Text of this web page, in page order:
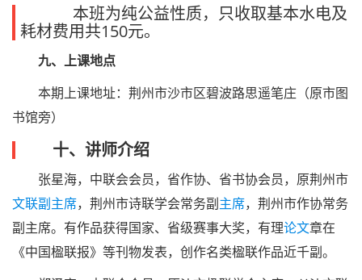
本班为纯公益性质，只收取基本水电及
耗材费用共150元。
九、上课地点
本期上课地址：荆州市沙市区碧波路思遥笔庄（原市图
书馆旁）
十、讲师介绍
张星海，中联会会员，省作协、省书协会员，原荆州市
文联副主席，荆州市诗联学会常务副主席，荆州市作协常务
副主席。有作品获得国家、省级赛事大奖，有理论文章在
《中国楹联报》等刊物发表，创作名类楹联作品近千副。